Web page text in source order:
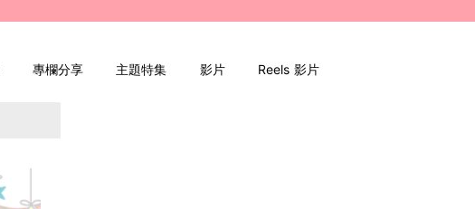
專欄分享 主題特集 影片 Reels 影片